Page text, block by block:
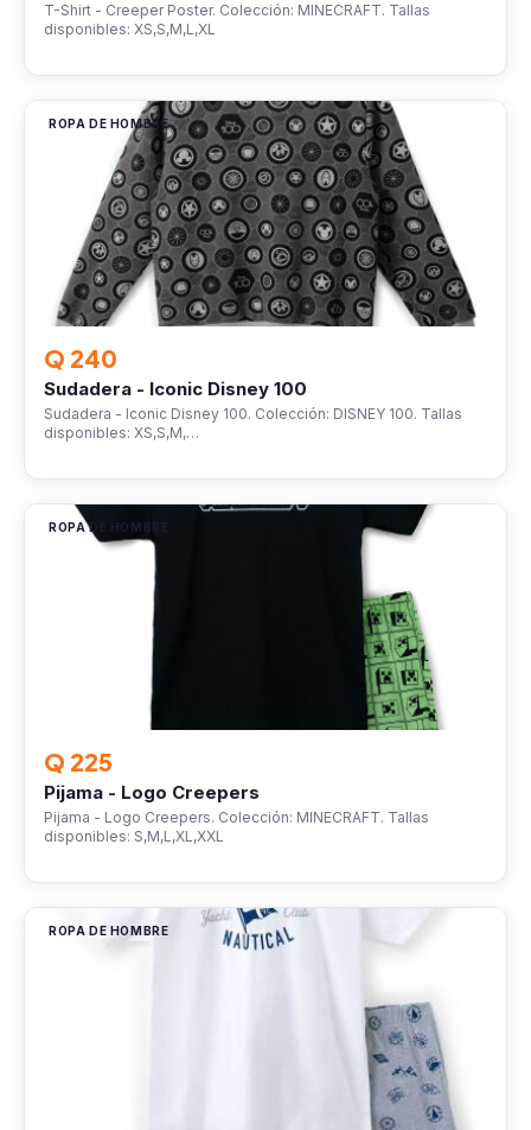
T-Shirt - Creeper Poster. Colección: MINECRAFT. Tallas
disponibles: XS,S,M,L,XL
ROPA DE HOMBRE
Q 240
Sudadera - Iconic Disney 100
Sudadera - Iconic Disney 100. Colección: DISNEY 100. Tallas
disponibles: XS,S,M,…
ROPA DE HOMBRE
Q 225
Pijama - Logo Creepers
Pijama - Logo Creepers. Colección: MINECRAFT. Tallas
disponibles: S,M,L,XL,XXL
ROPA DE HOMBRE